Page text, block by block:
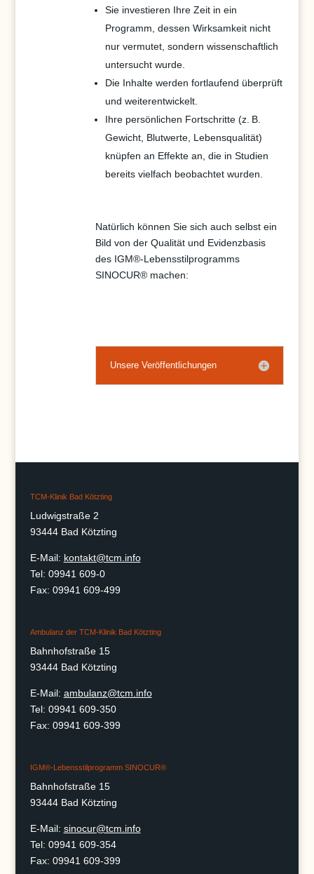
Sie investieren Ihre Zeit in ein
Programm, dessen Wirksamkeit nicht
nur vermutet, sondern wissenschaftlich
untersucht wurde.
Die Inhalte werden fortlaufend überprüft
und weiterentwickelt.
Ihre persönlichen Fortschritte (z. B.
Gewicht, Blutwerte, Lebensqualität)
knüpfen an Effekte an, die in Studien
bereits vielfach beobachtet wurden.
Natürlich können Sie sich auch selbst ein
Bild von der Qualität und Evidenzbasis
des IGM®‑Lebensstilprogramms
SINOCUR® machen:
Unsere Veröffentlichungen
TCM-Klinik Bad Kötzting
Ludwigstraße 2
93444 Bad Kötzting
E-Mail: kontakt@tcm.info
Tel: 09941 609-0
Fax: 09941 609-499
Ambulanz der TCM-Klinik Bad Kötzting
Bahnhofstraße 15
93444 Bad Kötzting
E-Mail: ambulanz@tcm.info
Tel: 09941 609-350
Fax: 09941 609-399
IGM®-Lebensstilprogramm SINOCUR®
Bahnhofstraße 15
93444 Bad Kötzting
E-Mail: sinocur@tcm.info
Tel: 09941 609-354
Fax: 09941 609-399